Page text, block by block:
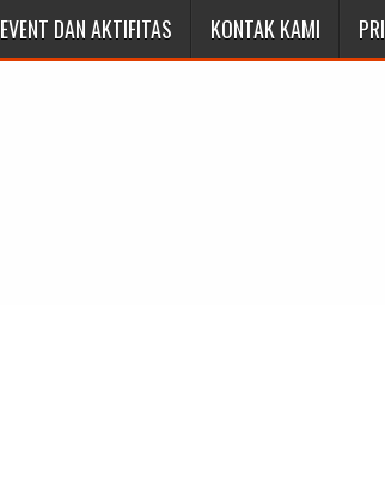
EVENT DAN AKTIFITAS KONTAK KAMI